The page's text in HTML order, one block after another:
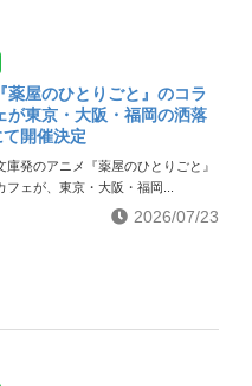
薬屋のひとりごと』のコラ
が東京・大阪・福岡の洒落
開催決定
庫発のアニメ『薬屋のひとりごと』
フェが、東京・大阪・福岡...
2026/07/23